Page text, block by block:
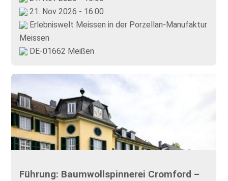
21. Nov 2026 - 16:00
Erlebniswelt Meissen in der Porzellan-Manufaktur
Meissen
DE-01662 Meißen
Führung: Baumwollspinnerei Cromford –